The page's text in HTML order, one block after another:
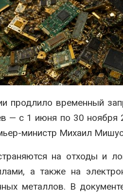
продлило временный
— с 1 июня по 30 ноября
министр Михаил
на отходы и
а также на
металлов. В
Авг 6, 2026
Авг 6, 2026